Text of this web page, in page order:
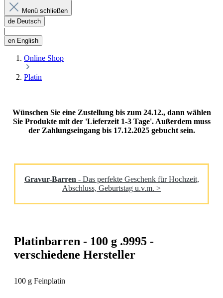
Menü schließen
de Deutsch
en English
Online Shop
Platin
Wünschen Sie eine Zustellung bis zum 24.12., dann wählen
Sie Produkte mit der 'Lieferzeit 1-3 Tage'. Außerdem muss
der Zahlungseingang bis 17.12.2025 gebucht sein.
Gravur-Barren - Das perfekte Geschenk für Hochzeit,
Abschluss, Geburtstag u.v.m. >
Platinbarren - 100 g .9995 -
verschiedene Hersteller
100 g Feinplatin